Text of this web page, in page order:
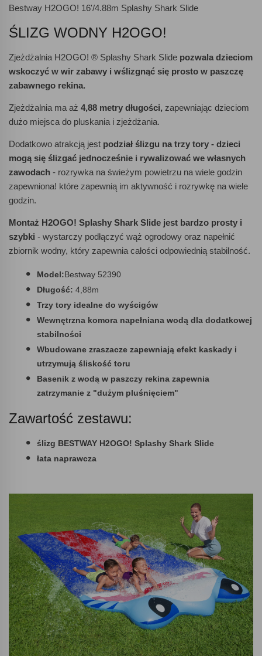
Bestway H2OGO! 16'/4.88m Splashy Shark Slide
ŚLIZG WODNY H2OGO!
Zjeżdżalnia H2OGO! ® Splashy Shark Slide pozwala dzieciom
wskoczyć w wir zabawy i wślizgnąć się prosto w paszczę
zabawnego rekina.
Zjeżdżalnia ma aż 4,88 metry długości, zapewniając dzieciom
dużo miejsca do pluskania i zjeżdżania.
Dodatkowo atrakcją jest podział ślizgu na trzy tory - dzieci
mogą się ślizgać jednocześnie i rywalizować we własnych
zawodach - rozrywka na świeżym powietrzu na wiele godzin
zapewniona! które zapewnią im aktywność i rozrywkę na wiele
godzin.
Montaż H2OGO! Splashy Shark Slide jest bardzo prosty i
szybki - wystarczy podłączyć wąż ogrodowy oraz napełnić
zbiornik wodny, który zapewnia całości odpowiednią stabilność.
Model:Bestway 52390
Długość: 4,88m
Trzy tory idealne do wyścigów
Wewnętrzna komora napełniana wodą dla dodatkowej
stabilności
Wbudowane zraszacze zapewniają efekt kaskady i
utrzymują śliskość toru
Basenik z wodą w paszczy rekina zapewnia
zatrzymanie z "dużym pluśnięciem"
Zawartość zestawu:
ślizg BESTWAY H2OGO! Splashy Shark Slide
łata naprawcza